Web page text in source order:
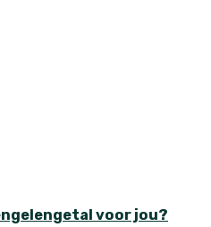
voor jou?